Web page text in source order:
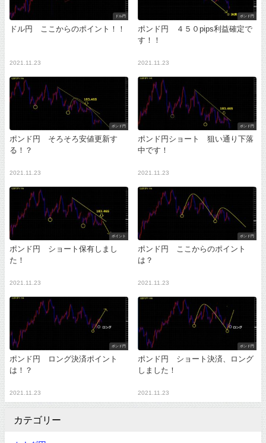
ドル円
ドル円 ここからのポイント！！
2021.11.23
ポンド円
ポンド円 ４５０pips利益確定で
す！！
2021.11.23
ポンド円
ポンド円 そろそろ安値更新す
る！？
2021.11.23
ポンド円
ポンド円ショート 狙い通り下落
中です！
2021.11.23
ポイント
ポンド円 ショート保有しまし
た！
2021.11.23
ポンド円
ポンド円 ここからのポイント
は？
2021.11.23
ポンド円
ポンド円 ロング決済ポイント
は！？
2021.11.23
ポンド円
ポンド円 ショート決済、ロング
しました！
2021.11.23
カテゴリー